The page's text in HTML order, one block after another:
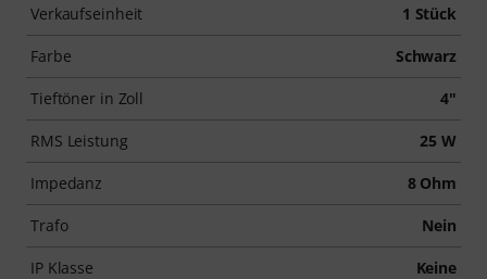
Verkaufseinheit 1 Stück
Farbe Schwarz
Tieftöner in Zoll 4"
RMS Leistung 25 W
Impedanz 8 Ohm
Trafo Nein
IP Klasse Keine